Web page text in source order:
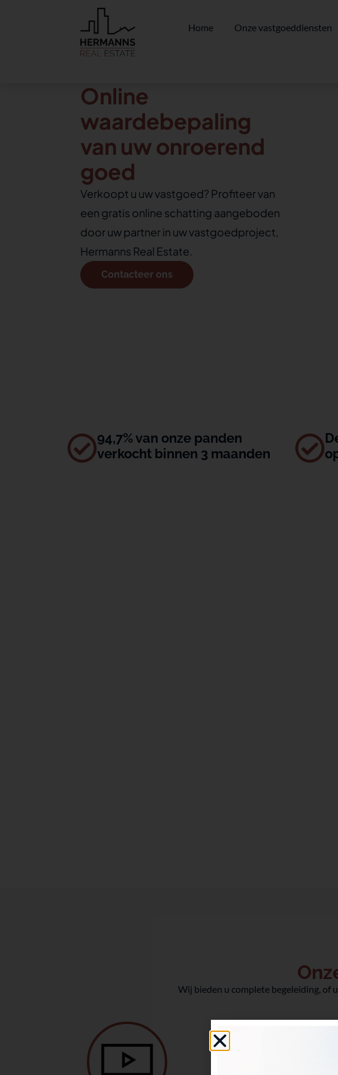
Home Onze vastgoeddiensten
Online
waardebepaling
van uw onroerend
goed
Verkoopt u uw vastgoed? Profiteer van
een gratis online schatting aangeboden
door uw partner in uw vastgoedproject,
Hermanns Real Estate.
Contacteer ons
94,7% van onze panden
verkocht binnen 3 maanden
Wij bieden u complete begeleiding,